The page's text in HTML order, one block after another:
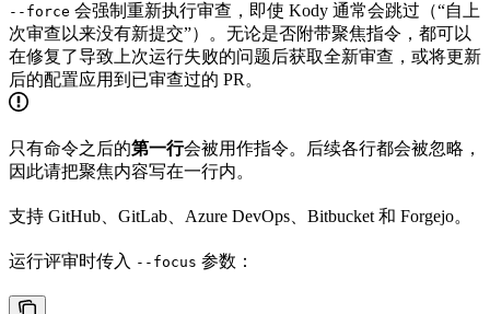
--force 会强制重新执行审查，即使 Kody 通常会跳过（“自上
次审查以来没有新提交”）。无论是否附带聚焦指令，都可以
在修复了导致上次运行失败的问题后获取全新审查，或将更新
后的配置应用到已审查过的 PR。
只有命令之后的第一行会被用作指令。后续各行都会被忽略，
因此请把聚焦内容写在一行内。
支持 GitHub、GitLab、Azure DevOps、Bitbucket 和 Forgejo。
运行评审时传入 --focus 参数：